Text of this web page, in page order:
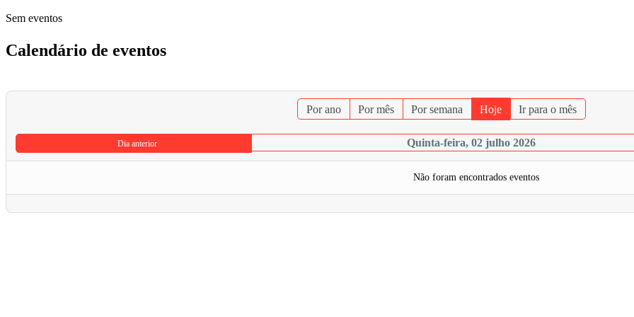
Sem eventos
Calendário de eventos
Por ano Por mês Por semana Hoje Ir para o mês
Dia anterior Quinta-feira, 02 julho 2026
Não foram encontrados eventos